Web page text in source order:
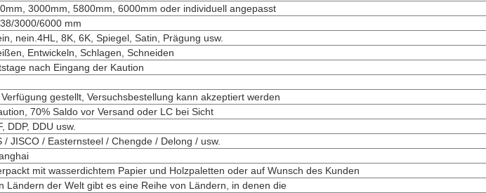
3000mm, 5800mm, 6000mm oder individuell angepasst
3000/6000 mm
nein.4HL, 8K, 6K, Spiegel, Satin, Prägung usw.
Entwickeln, Schlagen, Schneiden
nach Eingang der Kaution
gestellt, Versuchsbestellung kann akzeptiert werden
70% Saldo vor Versand oder LC bei Sicht
DDP, DDU usw.
/ JISCO / Easternsteel / Chengde / Delong / usw.
mit wasserdichtem Papier und Holzpaletten oder auf Wunsch des Kunden
Ländern der Welt gibt es eine Reihe von Ländern, in denen die